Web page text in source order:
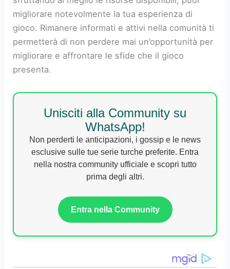
migliorare notevolmente la tua esperienza di
gioco. Rimanere informati e attivi nella comunità ti
permetterà di non perdere mai un’opportunità per
migliorare e affrontare le sfide che il gioco
presenta.
Unisciti alla Community su
WhatsApp!
Non perderti le anticipazioni, i gossip e le news
esclusive sulle tue serie turche preferite. Entra
nella nostra community ufficiale e scopri tutto
prima degli altri.
Entra nella Community